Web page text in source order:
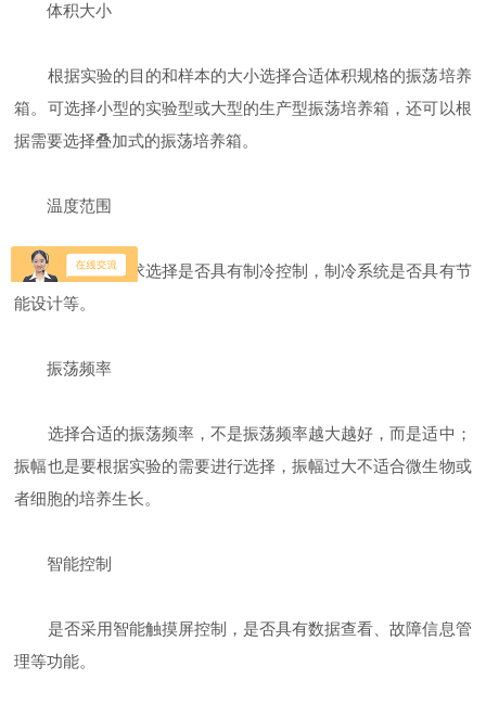
体积大小
根据实验的目的和样本的大小选择合适体积规格的振荡培养
箱。可选择小型的实验型或大型的生产型振荡培养箱，还可以根
据需要选择叠加式的振荡培养箱。
温度范围
根据温度要求选择是否具有制冷控制，制冷系统是否具有节
能设计等。
振荡频率
选择合适的振荡频率，不是振荡频率越大越好，而是适中；
振幅也是要根据实验的需要进行选择，振幅过大不适合微生物或
者细胞的培养生长。
智能控制
是否采用智能触摸屏控制，是否具有数据查看、故障信息管
理等功能。